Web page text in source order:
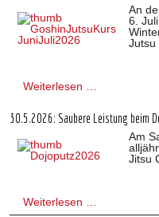
An
6.
Jutsu
Weiterlesen …
30.5.2026: Saubere Leistung beim
Am
Jitsu
Weiterlesen …